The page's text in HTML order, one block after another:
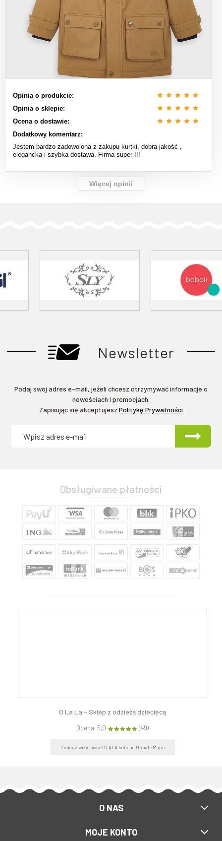
Opinia o produkcie:
Opinia o sklepie:
Ocena o dostawie:
Dodatkowy komentarz:
Jestem bardzo zadowolona z zakupu kurtki, dobra jakość ,
elegancka i szybka dostawa. Firma super !!!
Więcej opinii
Newsletter
Podaj swój adres e-mail, jeżeli chcesz otrzymywać informacje o
nowościach i promocjach.
Zapisując się akceptujesz Politykę Prywatności
Obsługiwane płatności
O La La - Sklep z odzieżą dziecięcą
Ocena: 5,0 (49)
Zobacz wizytówkę OLALA kids na Google Maps
O NAS
MOJE KONTO